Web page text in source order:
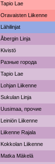
Tapio Lae
Oravaisten Liikenne
Lähilinjat
Åbergin Linja
Kivistö
Разные города
Tapio Lae
Lohjan Liikenne
Sukulan Linja
Uusimaa, прочие
Leiniön Liikenne
Liikenne Rajala
Kokkolan Liikenne
Matka Mäkelä